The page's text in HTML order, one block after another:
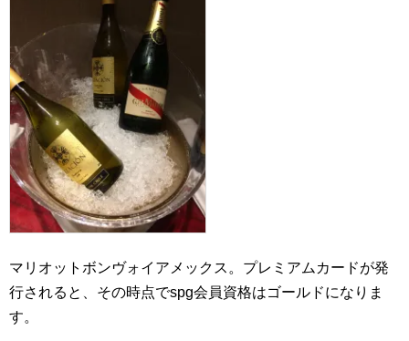
マリオットボンヴォイアメックス。プレミアムカードが発
行されると、その時点でspg会員資格はゴールドになりま
す。